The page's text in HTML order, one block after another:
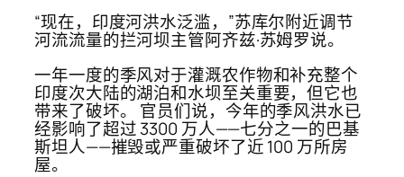
“现在，印度河洪水泛滥，”苏库尔附近调节
河流流量的拦河坝主管阿齐兹·苏姆罗说。
一年一度的季风对于灌溉农作物和补充整个
印度次大陆的湖泊和水坝至关重要，但它也
带来了破坏。 官员们说，今年的季风洪水已
经影响了超过 3300 万人——七分之一的巴基
斯坦人——摧毁或严重破坏了近 100 万所房
屋。